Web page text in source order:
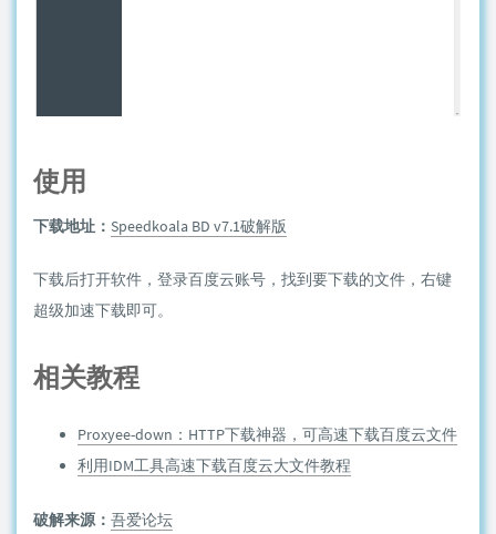
使用
下载地址： Speedkoala BD v7.1破解版
下载后打开软件，登录百度云账号，找到要下载的文件，右键
超级加速下载即可。
相关教程
Proxyee-down：HTTP下载神器，可高速下载百度云文件
利用IDM工具高速下载百度云大文件教程
破解来源： 吾爱论坛